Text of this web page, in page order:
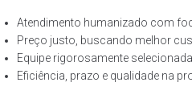
Atendimento humanizado com
Preço justo, buscando melhor
Equipe rigorosamente
Eficiência, prazo e qualidade na